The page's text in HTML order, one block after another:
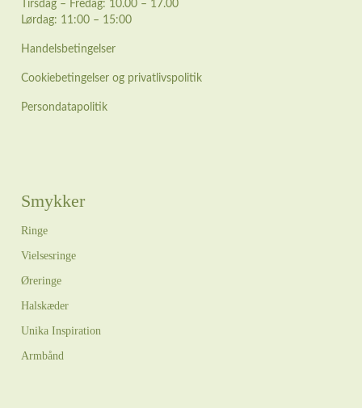
Tirsdag – Fredag: 10.00 – 17.00
Lørdag: 11:00 – 15:00
Handelsbetingelser
Cookiebetingelser og privatlivspolitik
Persondatapolitik
Smykker
Ringe
Vielsesringe
Øreringe
Halskæder
Unika Inspiration
Armbånd